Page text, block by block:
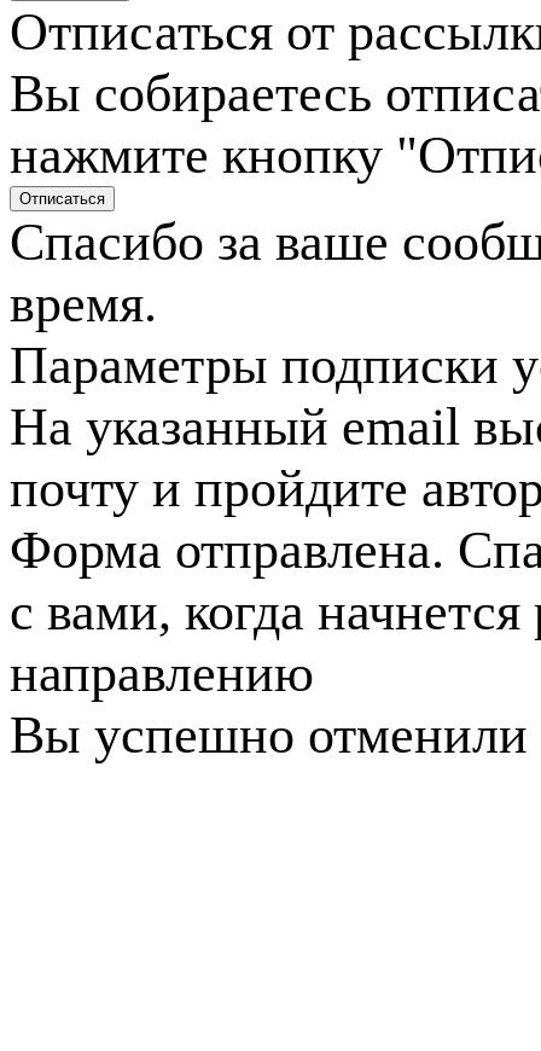
Отписаться от
Вы собираетесь
нажмите кнопку
Спасибо за ваше
время.
Параметры подписки
На указанный email
почту и пройдите
Форма отправлена.
с вами, когда
направлению
Вы успешно отменили